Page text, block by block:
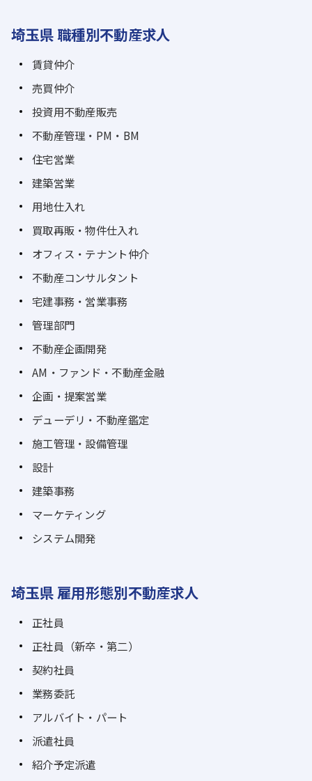
埼玉県 職種別不動産求人
賃貸仲介
売買仲介
投資用不動産販売
不動産管理・PM・BM
住宅営業
建築営業
用地仕入れ
買取再販・物件仕入れ
オフィス・テナント仲介
不動産コンサルタント
宅建事務・営業事務
管理部門
不動産企画開発
AM・ファンド・不動産金融
企画・提案営業
デューデリ・不動産鑑定
施工管理・設備管理
設計
建築事務
マーケティング
システム開発
埼玉県 雇用形態別不動産求人
正社員
正社員（新卒・第二）
契約社員
業務委託
アルバイト・パート
派遣社員
紹介予定派遣